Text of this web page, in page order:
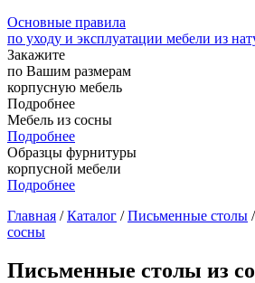
Основные правила
по уходу и эксплуатации мебели из
Закажите
по Вашим размерам
корпусную мебель
Подробнее
Мебель из сосны
Подробнее
Образцы фурнитуры
корпусной мебели
Подробнее
Главная /Каталог /Письменные столы /
сосны
Письменные столы из